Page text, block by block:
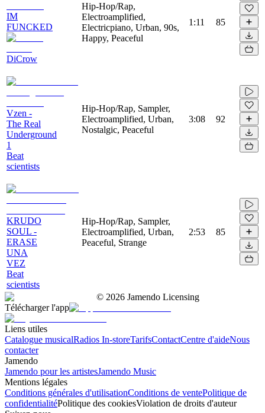
IM
FUNCKED
DiCrow
Hip-Hop/Rap,
Electroamplified,
Electricpiano, Urban, 90s,
Happy, Peaceful
1:11 85
Vzen -
The Real
Underground
1
Beat
scientists
Hip-Hop/Rap, Sampler,
Electroamplified, Urban,
Nostalgic, Peaceful
3:08 92
KRUDO
SOUL -
ERASE
UNA
VEZ
Beat
scientists
Hip-Hop/Rap, Sampler,
Electroamplified, Urban,
Peaceful, Strange
2:53 85
© 2026 Jamendo Licensing
Télécharger l'app
Liens utiles
Catalogue musicalRadios In-storeTarifsContactCentre d'aideNous
contacter
Jamendo
Jamendo pour les artistesJamendo Music
Mentions légales
Conditions générales d'utilisationConditions de ventePolitique de
confidentialitéPolitique des cookiesViolation de droits d'auteur